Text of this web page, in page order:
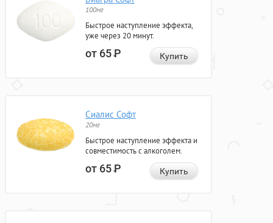
100мг
Быстрое наступление эффекта,
уже через 20 минут.
от 65Р Купить
Сиалис Софт
20мг
Быстрое наступление эффекта и
совместимость с алкоголем.
от 65Р Купить